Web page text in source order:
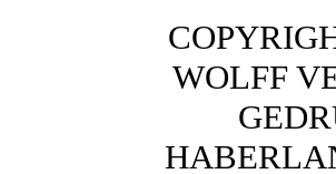
WOLFF